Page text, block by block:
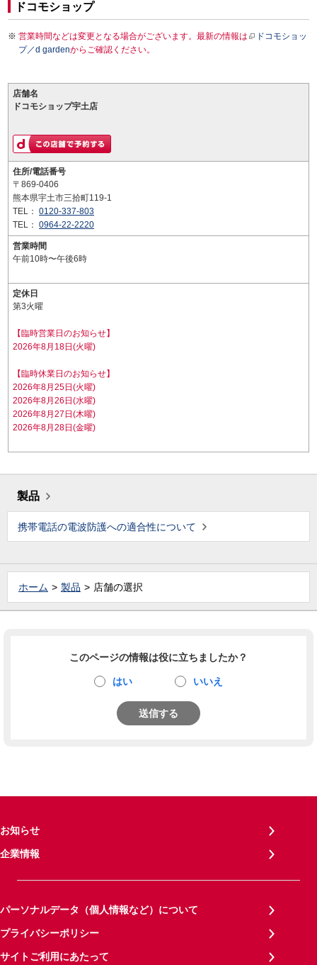
ドコモショップ
営業時間などは変更となる場合がございます。最新の情報は
ドコモショッ
プ／d gardenからご確認ください。
店舗名
ドコモショップ宇土店
住所/電話番号
〒869-0406
熊本県宇土市三拾町119-1
TEL： 0120-337-803
TEL： 0964-22-2220
営業時間
午前10時〜午後6時
定休日
第3火曜
【臨時営業日のお知らせ】
2026年8月18日(火曜)
【臨時休業日のお知らせ】
2026年8月25日(火曜)
2026年8月26日(水曜)
2026年8月27日(木曜)
2026年8月28日(金曜)
製品
携帯電話の電波防護への適合性について
ホーム 製品 店舗の選択
このページの情報は役に立ちましたか？
はい いいえ
送信する
お知らせ
企業情報
パーソナルデータ（個人情報など）について
プライバシーポリシー
サイトご利用にあたって